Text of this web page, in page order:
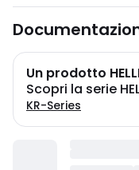
Un prodotto
Scopri la serie
KR-Series